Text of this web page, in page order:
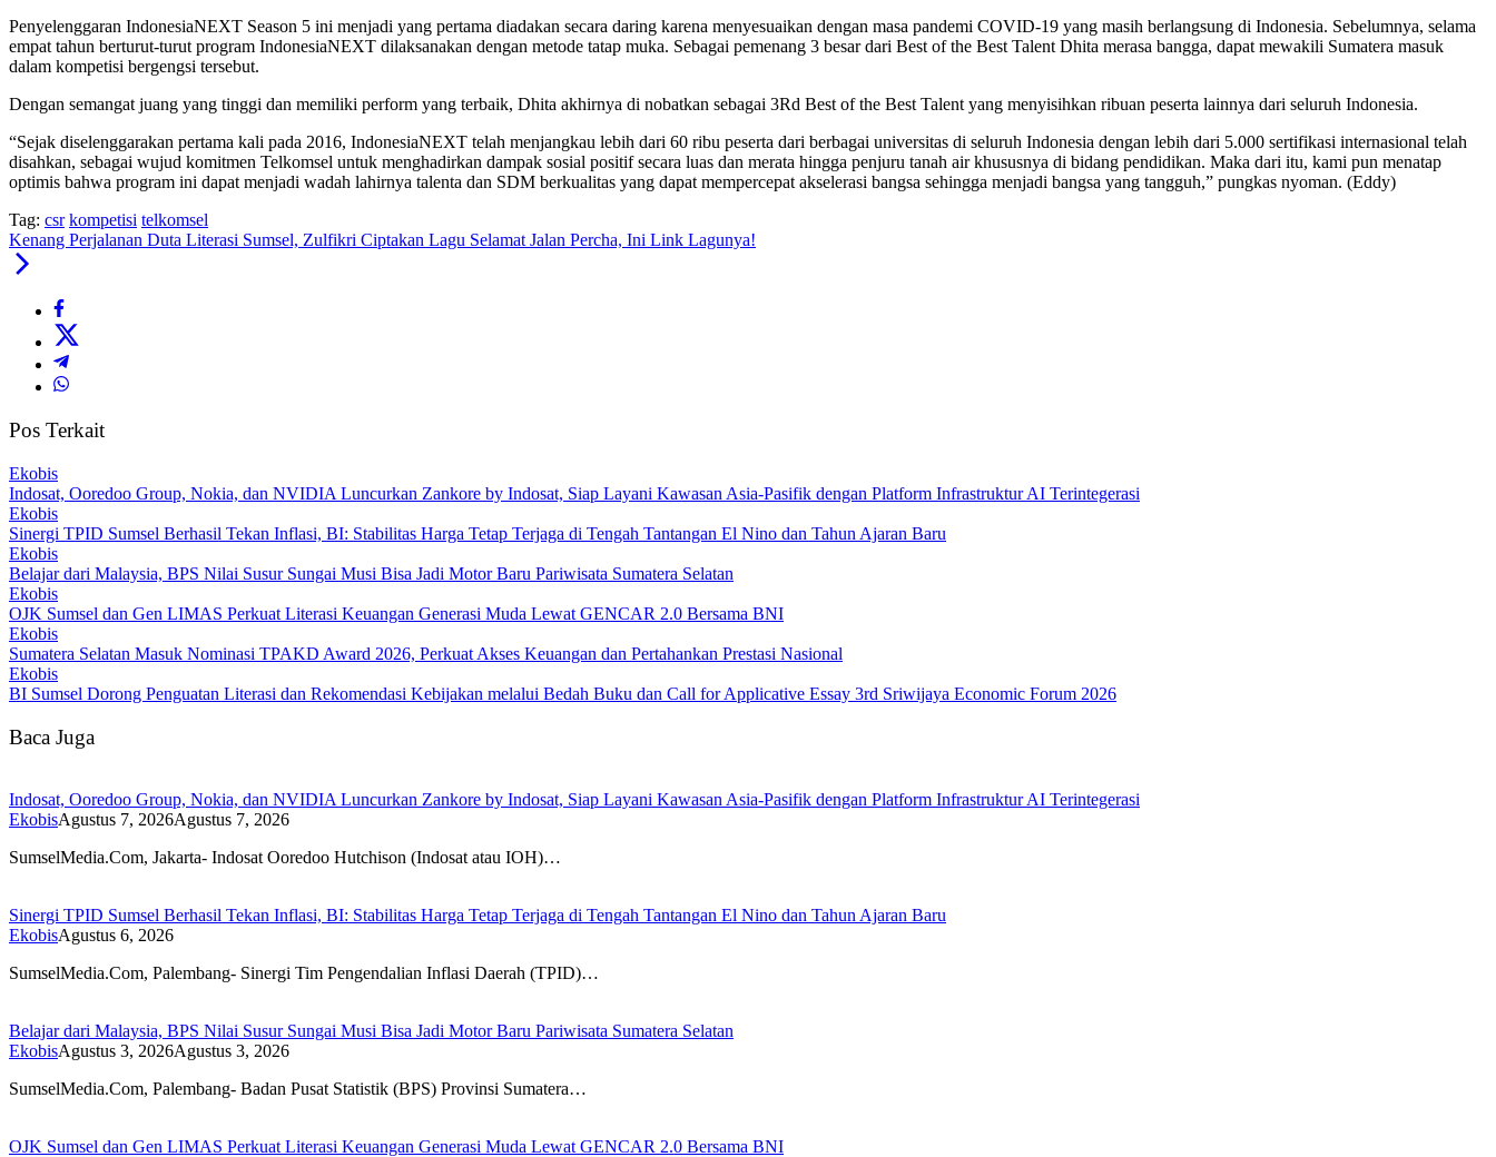
Penyelenggaran IndonesiaNEXT Season 5 ini menjadi yang pertama diadakan secara daring karena menyesuaikan dengan masa pandemi COVID-19 yang masih berlangsung di Indonesia. Sebelumnya, selama
empat tahun berturut-turut program IndonesiaNEXT dilaksanakan dengan metode tatap muka. Sebagai pemenang 3 besar dari Best of the Best Talent Dhita merasa bangga, dapat mewakili Sumatera masuk
dalam kompetisi bergengsi tersebut.
Dengan semangat juang yang tinggi dan memiliki perform yang terbaik, Dhita akhirnya di nobatkan sebagai 3Rd Best of the Best Talent yang menyisihkan ribuan peserta lainnya dari seluruh Indonesia.
“Sejak diselenggarakan pertama kali pada 2016, IndonesiaNEXT telah menjangkau lebih dari 60 ribu peserta dari berbagai universitas di seluruh Indonesia dengan lebih dari 5.000 sertifikasi internasional telah
disahkan, sebagai wujud komitmen Telkomsel untuk menghadirkan dampak sosial positif secara luas dan merata hingga penjuru tanah air khususnya di bidang pendidikan. Maka dari itu, kami pun menatap
optimis bahwa program ini dapat menjadi wadah lahirnya talenta dan SDM berkualitas yang dapat mempercepat akselerasi bangsa sehingga menjadi bangsa yang tangguh,” pungkas nyoman. (Eddy)
Tag: csr kompetisi telkomsel
Kenang Perjalanan Duta Literasi Sumsel, Zulfikri Ciptakan Lagu Selamat Jalan Percha, Ini Link Lagunya!
Pos Terkait
Ekobis
Indosat, Ooredoo Group, Nokia, dan NVIDIA Luncurkan Zankore by Indosat, Siap Layani Kawasan Asia-Pasifik dengan Platform Infrastruktur AI Terintegerasi
Ekobis
Sinergi TPID Sumsel Berhasil Tekan Inflasi, BI: Stabilitas Harga Tetap Terjaga di Tengah Tantangan El Nino dan Tahun Ajaran Baru
Ekobis
Belajar dari Malaysia, BPS Nilai Susur Sungai Musi Bisa Jadi Motor Baru Pariwisata Sumatera Selatan
Ekobis
OJK Sumsel dan Gen LIMAS Perkuat Literasi Keuangan Generasi Muda Lewat GENCAR 2.0 Bersama BNI
Ekobis
Sumatera Selatan Masuk Nominasi TPAKD Award 2026, Perkuat Akses Keuangan dan Pertahankan Prestasi Nasional
Ekobis
BI Sumsel Dorong Penguatan Literasi dan Rekomendasi Kebijakan melalui Bedah Buku dan Call for Applicative Essay 3rd Sriwijaya Economic Forum 2026
Baca Juga
Indosat, Ooredoo Group, Nokia, dan NVIDIA Luncurkan Zankore by Indosat, Siap Layani Kawasan Asia-Pasifik dengan Platform Infrastruktur AI Terintegerasi
EkobisAgustus 7, 2026Agustus 7, 2026
SumselMedia.Com, Jakarta- Indosat Ooredoo Hutchison (Indosat atau IOH)…
Sinergi TPID Sumsel Berhasil Tekan Inflasi, BI: Stabilitas Harga Tetap Terjaga di Tengah Tantangan El Nino dan Tahun Ajaran Baru
EkobisAgustus 6, 2026
SumselMedia.Com, Palembang- Sinergi Tim Pengendalian Inflasi Daerah (TPID)…
Belajar dari Malaysia, BPS Nilai Susur Sungai Musi Bisa Jadi Motor Baru Pariwisata Sumatera Selatan
EkobisAgustus 3, 2026Agustus 3, 2026
SumselMedia.Com, Palembang- Badan Pusat Statistik (BPS) Provinsi Sumatera…
OJK Sumsel dan Gen LIMAS Perkuat Literasi Keuangan Generasi Muda Lewat GENCAR 2.0 Bersama BNI